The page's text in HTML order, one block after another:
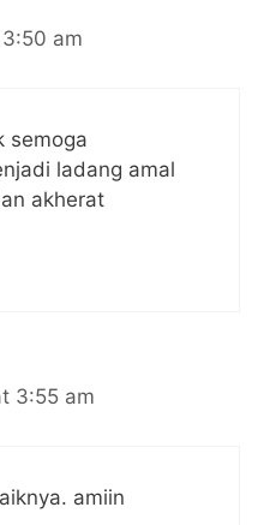
am
semoga
ladang amal
akherat
3:55 am
amiin